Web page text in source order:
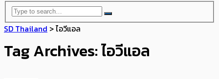
SD Thailand >ไอวีแอล
Tag Archives: ไอวีแอล